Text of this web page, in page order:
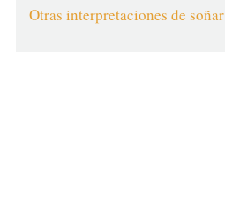
Otras interpretaciones de